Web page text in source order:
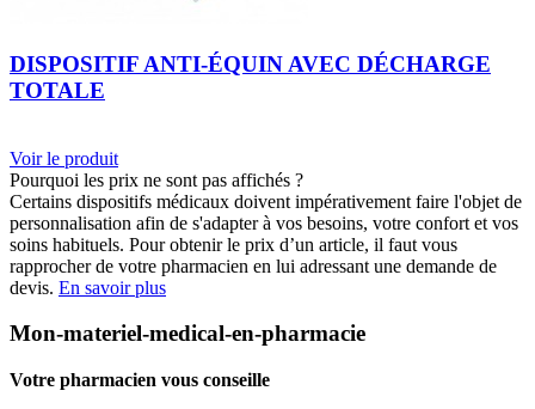
DISPOSITIF ANTI-ÉQUIN AVEC DÉCHARGE
TOTALE
Voir le produit
Pourquoi les prix ne sont pas affichés ?
Certains dispositifs médicaux doivent impérativement faire l'objet de
personnalisation afin de s'adapter à vos besoins, votre confort et vos
soins habituels. Pour obtenir le prix d’un article, il faut vous
rapprocher de votre pharmacien en lui adressant une demande de
devis. En savoir plus
Mon-materiel-medical-en-pharmacie
Votre pharmacien vous conseille